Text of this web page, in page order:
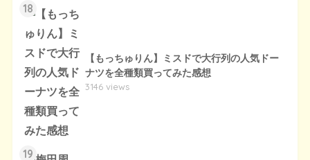
18
【もっちゅりん】ミスドで大行列の人気ドー
ナツを全種類買ってみた感想
3146 views
19